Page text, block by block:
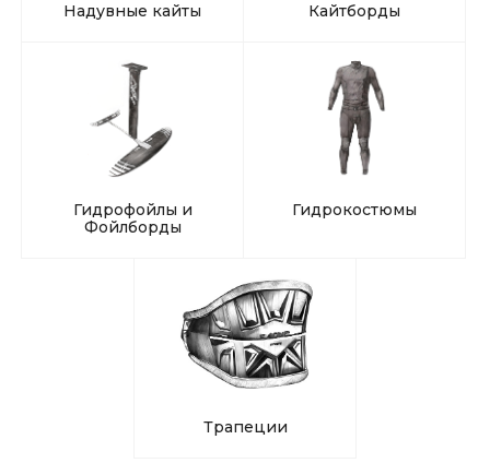
Надувные кайты Кайтборды
Гидрофойлы и
Фойлборды
Гидрокостюмы
Трапеции